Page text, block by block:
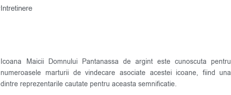
Intretinere
Icoana Maicii Domnului Pantanassa de argint este cunoscuta pentru
numeroasele marturii de vindecare asociate acestei icoane, fiind una
dintre reprezentarile cautate pentru aceasta semnificatie.